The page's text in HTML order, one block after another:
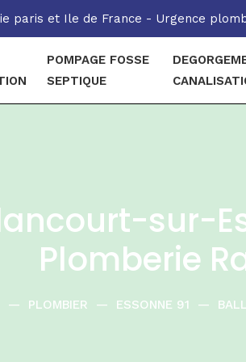
paris et Ile de France - Urgence
POMPAGE FOSSE
SEPTIQUE
sur-
Plomberie
— PLOMBIER — ESSONNE 91 —